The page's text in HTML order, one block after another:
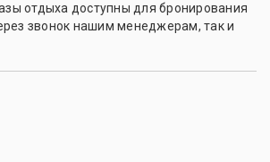
отдыха доступны для бронирования
звонок нашим менеджерам, так и